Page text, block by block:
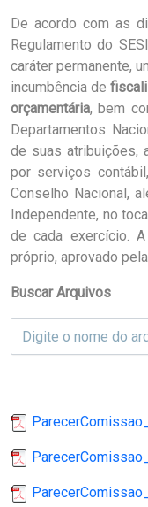
De acordo com as
Regulamento do
caráter permanente,
incumbência de
orçamentária, bem
Departamentos
de suas atribuições,
por serviços
Conselho Nacional,
Independente, no
de cada exercício.
próprio, aprovado
Buscar Arquivos